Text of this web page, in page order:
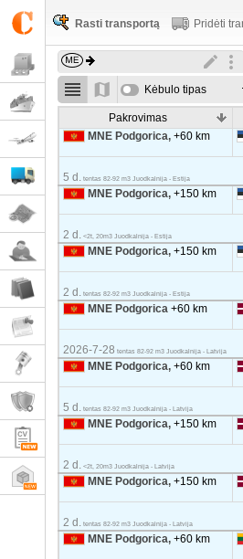
Rasti transportą Pridėti
Kėbulo tipas
Pakrovimas
MNE Podgorica, +60 km
5 d. tentas 82-92 m3 Juodkalnija - Estija
MNE Podgorica, +150 km
2 d. <2t, 20m3 Juodkalnija - Estija
MNE Podgorica, +150 km
2 d. tentas 82-92 m3 Juodkalnija - Estija
MNE Podgorica +60 km
2026-7-28 tentas 82-92 m3 Juodkalnija - Latvija
MNE Podgorica, +60 km
5 d. tentas 82-92 m3 Juodkalnija - Latvija
MNE Podgorica, +150 km
2 d. <2t, 20m3 Juodkalnija - Latvija
MNE Podgorica, +150 km
2 d. tentas 82-92 m3 Juodkalnija - Latvija
MNE Podgorica, +60 km